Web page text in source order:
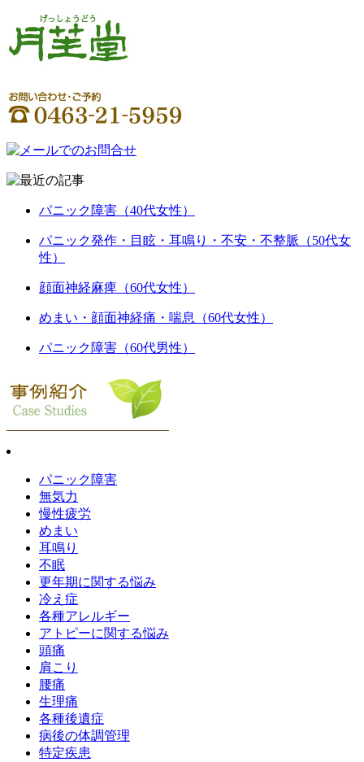
パニック障害（40代女性）
パニック発作・目眩・耳鳴り・不安・不整脈（50代女
性）
顔面神経麻痺（60代女性）
めまい・顔面神経痛・喘息（60代女性）
パニック障害（60代男性）
パニック障害
無気力
慢性疲労
めまい
耳鳴り
不眠
更年期に関する悩み
冷え症
各種アレルギー
アトピーに関する悩み
頭痛
肩こり
腰痛
生理痛
各種後遺症
病後の体調管理
特定疾患